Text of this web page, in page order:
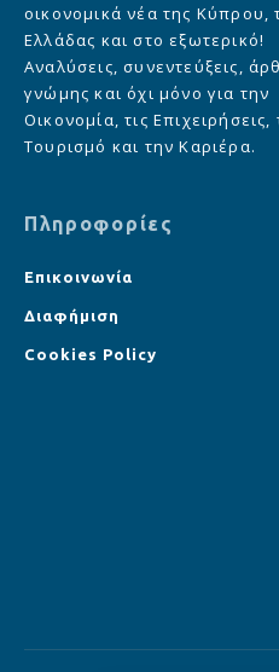
οικονομικά νέα της Κύπρου,
Ελλάδας και στο εξωτερικό!
Αναλύσεις, συνεντεύξεις,
γνώμης και όχι μόνο για την
Οικονομία, τις Επιχειρήσεις,
Τουρισμό και την Καριέρα.
Πληροφορίες
Επικοινωνία
Διαφήμιση
Cookies Policy